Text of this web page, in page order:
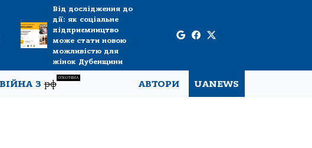
Від дослідження до
дії: як соціальне
підприємництво
може стати новою
можливістю для
жінок Дубенщини
ВІЙНА Зрф
СПЕЦТЕМА
АВТОРИ UANEWS